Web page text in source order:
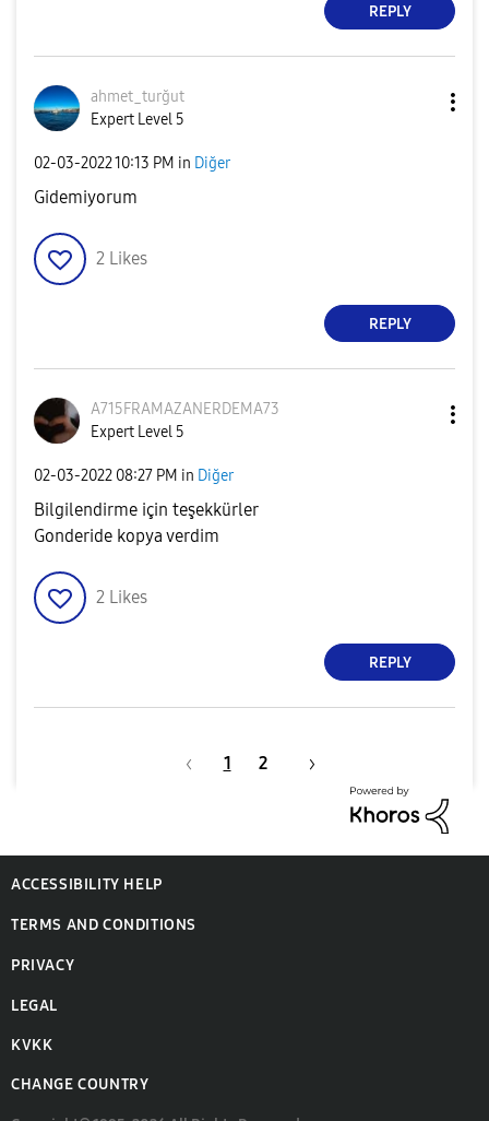
REPLY
ahmet_turğut
Expert Level 5
‎02-03-202210:13 PM in Diğer
Gidemiyorum
2 Likes
REPLY
A715FRAMAZANERDEMA73
Expert Level 5
‎02-03-2022 08:27 PM in Diğer
Bilgilendirme için teşekkürler
Gonderide kopya verdim
2 Likes
REPLY
1 2
ACCESSIBILITY HELP
TERMS AND CONDITIONS
PRIVACY
LEGAL
KVKK
CHANGE COUNTRY